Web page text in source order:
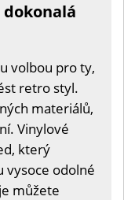
volbou pro ty,
retro styl.
materiálů,
Vinylové
který
vysoce odolné
můžete